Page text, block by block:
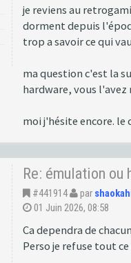
je reviens au
dorment depuis
trop a savoir ce qui
ma question c'est la
hardware, vous
moi j'hésite encore.
Re: émulation
#441914 par
01 Juin 2026, 08:58
Ca dependra de
Perso je refuse tout